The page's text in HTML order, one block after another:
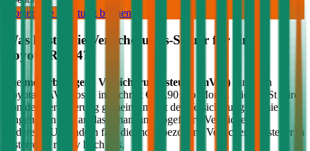
Kostenlose Beratung buchen
Was kostet die Versicherungs-Steuer für einen
Toyota
RAV4?
Die motorbezogene Versicherungssteuer (mVSt) für einen
Toyota
RAV4 kostet im Schnitt € 55,90 pro Monat. Die mVSt wird
von der Versicherung gemeinsam mit der Versicherungsprämie
eingehoben und an das Finanzamt abgeführt. Verglichen mit
anderen EU-Ländern fällt die motorbezogene Versicherungssteuer in
Österreich relativ hoch aus.